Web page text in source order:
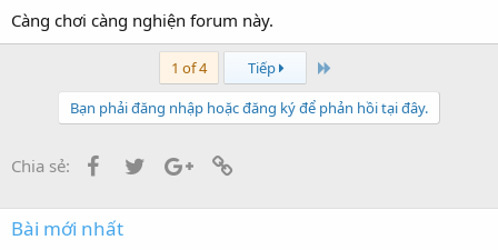
Càng chơi càng nghiện forum này.
1 of 4 Tiếp
Bạn phải đăng nhập hoặc đăng ký để phản hồi tại đây.
Chia sẻ: FacebookTwitterGoogle+
Bài mới nhất